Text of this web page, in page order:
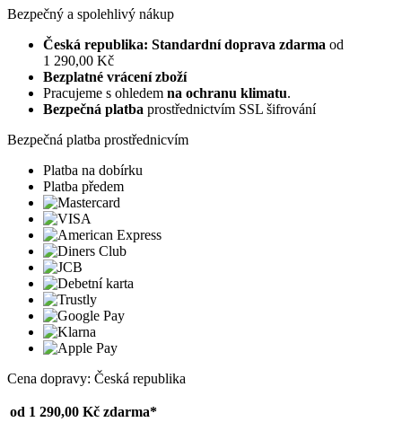
Bezpečný a spolehlivý nákup
Česká republika: Standardní doprava zdarma od
1 290,00 Kč
Bezplatné vrácení zboží
Pracujeme s ohledem na ochranu klimatu.
Bezpečná platba prostřednictvím SSL šifrování
Bezpečná platba prostřednicvím
Platba na dobírku
Platba předem
Cena dopravy: Česká republika
od 1 290,00 Kč zdarma*